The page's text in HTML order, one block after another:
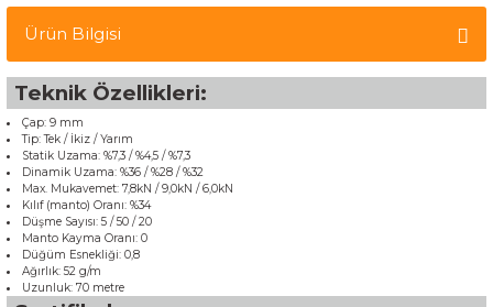
Ürün Bilgisi
Teknik Özellikleri:
Çap: 9 mm
Tip: Tek / İkiz / Yarım
Statik Uzama: %7,3 / %4,5 / %7,3
Dinamik Uzama: %36 / %28 / %32
Max. Mukavemet: 7,8kN / 9,0kN / 6,0kN
Kılıf (manto) Oranı: %34
Düşme Sayısı: 5 / 50 / 20
Manto Kayma Oranı: 0
Düğüm Esnekliği: 0,8
Ağırlık: 52 g/m
Uzunluk: 70 metre